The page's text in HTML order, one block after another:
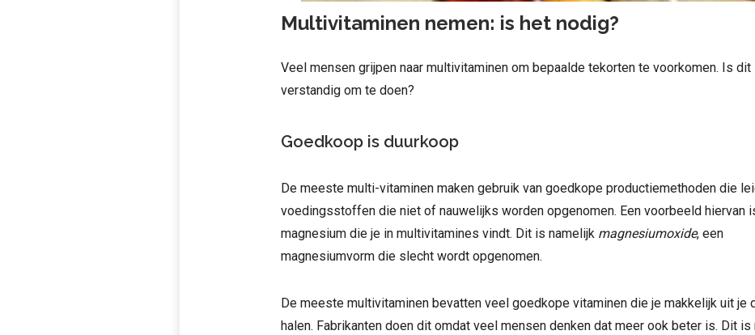
Multivitaminen nemen: is het nodig?
Veel mensen grijpen naar multivitaminen om bepaalde tekorten te voorkomen. Is dit
verstandig om te doen?
Goedkoop is duurkoop
De meeste multi-vitaminen maken gebruik van goedkope productiemethoden die
voedingsstoffen die niet of nauwelijks worden opgenomen. Een voorbeeld hiervan
magnesium die je in multivitamines vindt. Dit is namelijk magnesiumoxide, een
magnesiumvorm die slecht wordt opgenomen.
De meeste multivitaminen bevatten veel goedkope vitaminen die je makkelijk uit je
halen. Fabrikanten doen dit omdat veel mensen denken dat meer ook beter is. Dit is